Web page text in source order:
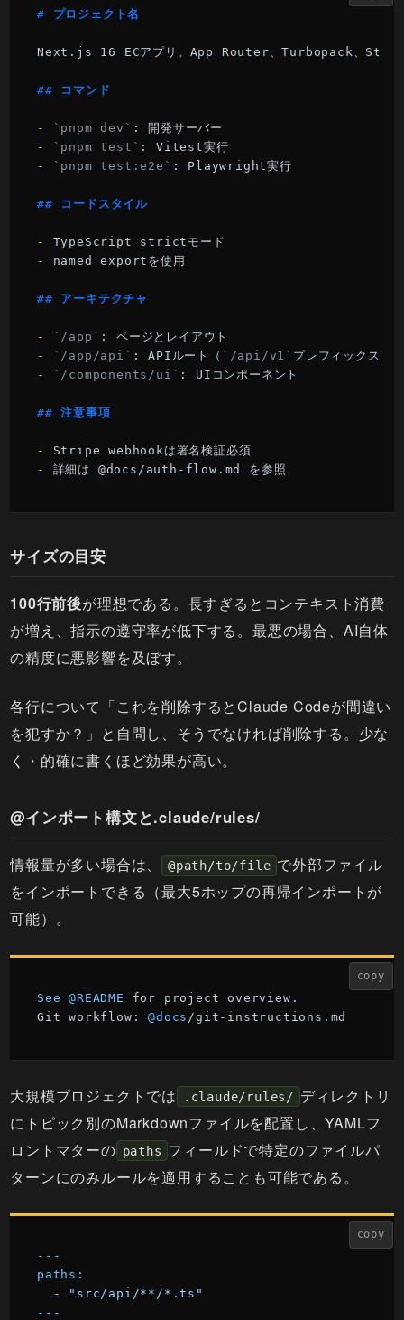
# プロジェクト名
Next.js 16 ECアプリ。App Router、Turbopack、
## コマンド
- `pnpm dev`
-
`pnpm test`
-
`pnpm test:e2e` : Playwright実行
## コードスタイル
-
-
named exportを使用
## アーキテクチャ
- `/app`
-
`/app/api` : APIルート（ `/api/v1`
-
`/components/ui` : UIコンポーネント
## 注意事項
-
-
詳細は @docs/auth-flow.md を参照
サイズの目安
100行前後が理想である。長すぎるとコンテキスト消費
が増え、指示の遵守率が低下する。最悪の場合、AI自体
の精度に悪影響を及ぼす。
各行について「これを削除するとClaude Codeが間違い
を犯すか？」と自問し、そうでなければ削除する。少な
く・的確に書くほど効果が高い。
@インポート構文と.claude/rules/
情報量が多い場合は、 @path/to/file で外部ファイル
をインポートできる（最大5ホップの再帰インポートが
可能）。
copy
See @README
for project overview.
Git workflow: @docs /git-instructions.md
大規模プロジェクトでは .claude/rules/ ディレクトリ
にトピック別のMarkdownファイルを配置し、YAMLフ
ロントマターの paths フィールドで特定のファイルパ
ターンにのみルールを適用することも可能である。
copy
---
paths:
-
"src/api/**/*.ts"